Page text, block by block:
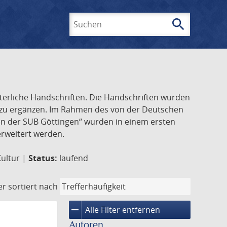
search
Handschriften. Die Handschriften wurden
ergänzen. Im Rahmen des von der Deutschen
SUB Göttingen“ wurden in einem ersten
werden.
| Status: laufend
sortiert nach
remove Alle Filter entfernen